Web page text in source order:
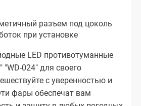
разъем под цоколь
при установке
LED противотуманные
024" для своего
с уверенностью и
фары обеспечат вам